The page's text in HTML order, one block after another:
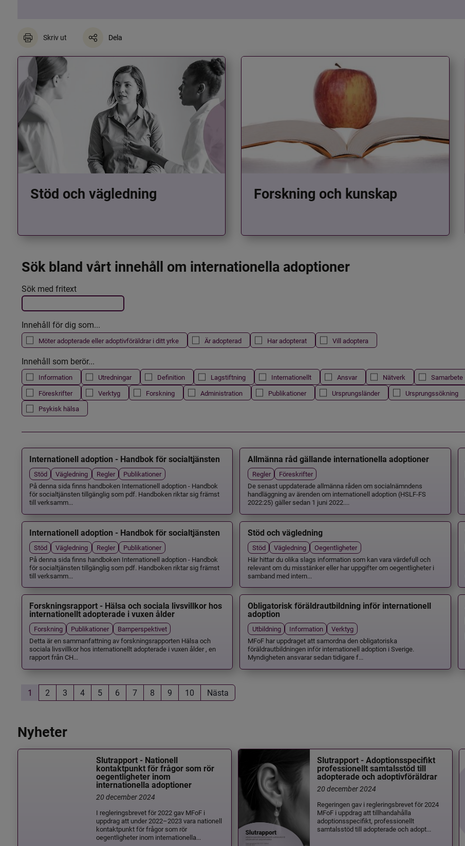
Skriv ut Dela
Stöd och vägledning Forskning och kunskap
Sök bland vårt innehåll om internationella adoptioner
Filtrera resultatet
Det här formuläret postas automatiskt
Sök med fritext
Innehåll för dig som...
Möter adopterade eller adoptivföräldrar i ditt yrke Är adopterad Har adopterat Vill adoptera
Innehåll som berör...
Information Utredningar Definition Lagstiftning Internationellt Ansvar Nätverk Samarbete
Föreskrifter
Verktyg Forskning Administration Publikationer Ursprungsländer Ursprungssökning
Psykisk hälsa
Internationell adoption - Handbok för socialtjänsten
Stöd Vägledning Regler
Publikationer
På denna sida finns handboken Internationell adoption - Handbok
för socialtjänsten tillgänglig som pdf. Handboken riktar sig främst
till verksamm...
Allmänna råd gällande internationella adoptioner
Regler
Föreskrifter
De senast uppdaterade allmänna råden om socialnämndens
handläggning av ärenden om internationell adoption (HSLF-FS
2022:25) gäller sedan 1 juni 2022....
Internationell adoption - Handbok för socialtjänsten
Stöd Vägledning Regler
Publikationer
På denna sida finns handboken Internationell adoption - Handbok
för socialtjänsten tillgänglig som pdf. Handboken riktar sig främst
till verksamm...
Stöd och vägledning
Stöd Vägledning
Oegentligheter
Här hittar du olika slags information som kan vara värdefull och
relevant om du misstänker eller har uppgifter om oegentligheter i
samband med intern...
Forskningsrapport - Hälsa och sociala livsvillkor hos
internationellt adopterade i vuxen ålder
Forskning Publikationer
Barnperspektivet
Detta är en sammanfattning av forskningsrapporten Hälsa och
sociala livsvillkor hos internationellt adopterade i vuxen ålder , en
rapport från CH...
Obligatorisk föräldrautbildning inför internationell
adoption
Utbildning Information
Verktyg
MFoF har uppdraget att samordna den obligatoriska
föräldrautbildningen inför internationell adoption i Sverige.
Myndigheten ansvarar sedan tidigare f...
1 2 3 4 5 6 7 8 9 10 Nästa
Nyheter
Slutrapport - Nationell
kontaktpunkt för frågor som rör
oegentligheter inom
internationella adoptioner
20 december 2024
I regleringsbrevet för 2022 gav MFoF i
uppdrag att under 2022–2023 vara nationell
kontaktpunkt för frågor som rör
oegentligheter inom internationella...
Slutrapport - Adoptionsspecifikt
professionellt samtalsstöd till
adopterade och adoptivföräldrar
20 december 2024
Regeringen gav i regleringsbrevet för 2024
MFoF i uppdrag att tillhandahålla
adoptionsspecifikt, professionellt
samtalsstöd till adopterade och adopt...